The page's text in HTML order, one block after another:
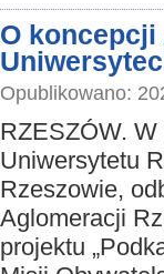
O
Opublikowano:
RZESZÓW. W
Uniwersytetu
Rzeszowie,
Aglomeracji
projektu